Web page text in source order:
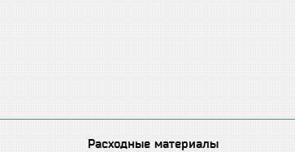
Расходные материалы